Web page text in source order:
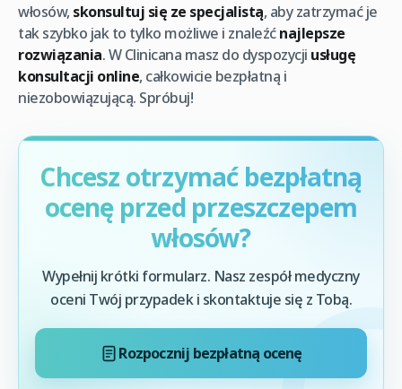
włosów, skonsultuj się ze specjalistą, aby zatrzymać je
tak szybko jak to tylko możliwe i znaleźćnajlepsze
rozwiązania. W Clinicana masz do dyspozycji usługę
konsultacji online, całkowicie bezpłatną i
niezobowiązującą. Spróbuj!
Chcesz otrzymać bezpłatną
ocenę przed przeszczepem
włosów?
Wypełnij krótki formularz. Nasz zespół medyczny
oceni Twój przypadek i skontaktuje się z Tobą.
Rozpocznij bezpłatną ocenę